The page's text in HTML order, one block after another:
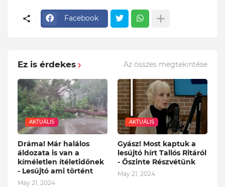
Facebook
Ez is érdekes Az összes megtekintése
AKTUÁLIS
Dráma! Már halálos
áldozata is van a
kíméletlen ítéletidőnek
- Lesújtó ami történt
May 21, 2024
AKTUÁLIS
Gyász! Most kaptuk a
lesújtó hírt Tallós Ritáról
- Őszinte Részvétünk
May 21, 2024